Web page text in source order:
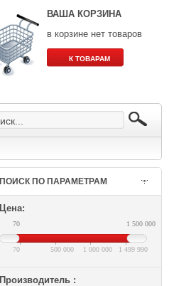
ВАША КОРЗИНА
в корзине нет товаров
ПОИСК ПО ПАРАМЕТРАМ
Цена:
70 1 500 000
70 1 499 990
500 000 1 000 000
Производитель :